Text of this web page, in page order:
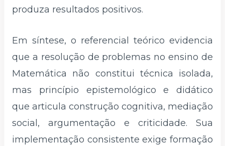
produza resultados positivos.
Em síntese, o referencial teórico evidencia
que a resolução de problemas no ensino de
Matemática não constitui técnica isolada,
mas princípio epistemológico e didático
que articula construção cognitiva, mediação
social, argumentação e criticidade. Sua
implementação consistente exige formação